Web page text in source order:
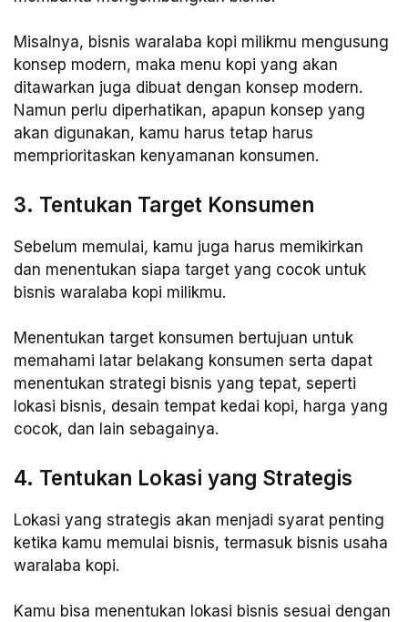
Misalnya, bisnis waralaba kopi milikmu mengusung
konsep modern, maka menu kopi yang akan
ditawarkan juga dibuat dengan konsep modern.
Namun perlu diperhatikan, apapun konsep yang
akan digunakan, kamu harus tetap harus
memprioritaskan kenyamanan konsumen.
3. Tentukan Target Konsumen
Sebelum memulai, kamu juga harus memikirkan
dan menentukan siapa target yang cocok untuk
bisnis waralaba kopi milikmu.
Menentukan target konsumen bertujuan untuk
memahami latar belakang konsumen serta dapat
menentukan strategi bisnis yang tepat, seperti
lokasi bisnis, desain tempat kedai kopi, harga yang
cocok, dan lain sebagainya.
4. Tentukan Lokasi yang Strategis
Lokasi yang strategis akan menjadi syarat penting
ketika kamu memulai bisnis, termasuk bisnis usaha
waralaba kopi.
Kamu bisa menentukan lokasi bisnis sesuai dengan